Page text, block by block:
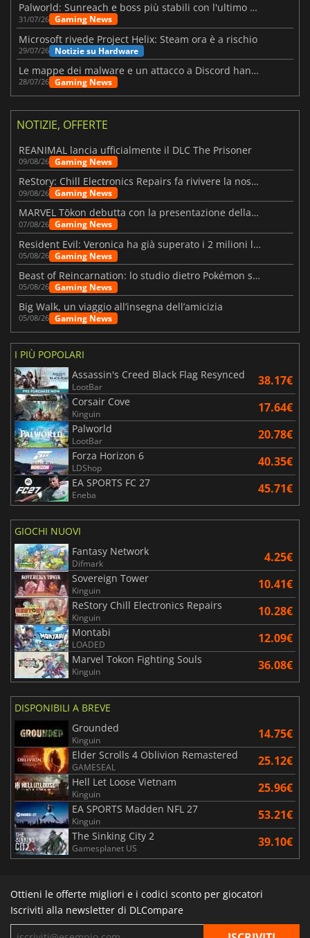
Palworld: Sunreach e boss più stabili con l'ultimo update
31/07/26 Gaming News
Microsoft rivede Project Helix: Steam ora è a rischio
29/07/26 Notizie su Hardware
Le mappe dei malware e un attacco a Discord hanno colpito Meccha Chameleon
28/07/26 Gaming News
NOTIZIE, OFFERTE
REANIMAL lancia ufficialmente il DLC The Prisoner
09/08/26 Gaming News
ReStory: Chill Electronics Repairs fa rivivere la nostalgia degli anni 2000
09/08/26 Gaming News
MARVEL Tōkon debutta con la presentazione della roadmap per il primo anno
07/08/26 Gaming News
Resident Evil: Veronica ha già superato i 2 milioni liste dei desideri
05/08/26 Gaming News
Beast of Reincarnation: lo studio dietro Pokémon su una nuova strada
05/08/26 Gaming News
Big Walk, un viaggio all’insegna dell’amicizia
05/08/26 Gaming News
I PIÙ POPOLARI
Assassin's Creed Black Flag Resynced
LootBar 38.17€
Corsair Cove
Kinguin 17.64€
Palworld
LootBar 20.78€
Forza Horizon 6
LDShop 40.35€
EA SPORTS FC 27
Eneba 45.71€
GIOCHI NUOVI
Fantasy Network
Difmark 4.25€
Sovereign Tower
Kinguin 10.41€
ReStory Chill Electronics Repairs
Kinguin 10.28€
Montabi
LOADED 12.09€
Marvel Tokon Fighting Souls
Kinguin 36.08€
DISPONIBILI A BREVE
Grounded
Kinguin 14.75€
Elder Scrolls 4 Oblivion Remastered
GAMESEAL 25.12€
Hell Let Loose Vietnam
Kinguin 25.96€
EA SPORTS Madden NFL 27
Kinguin 53.21€
The Sinking City 2
Gamesplanet US 39.10€
Ottieni le offerte migliori e i codici sconto per giocatori
Iscriviti alla newsletter di DLCompare